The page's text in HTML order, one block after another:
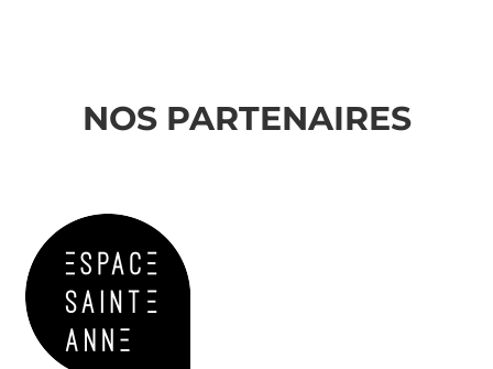
NOS PARTENAIRES